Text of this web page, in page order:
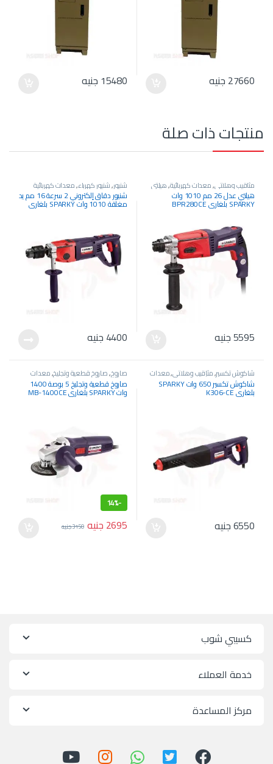
27660 جنيه 15480 جنيه
منتجات ذات صلة
مثاقيب وهلاتي,معدات كهربائية,هيلتي
عدل هيلتي عدل 26 مم 1010 وات
SPARKY بلغاري BPR280CE
5595جنيه
شنيور,شنيور كهرباء,معدات كهربائية
شنيور دقاق إلكتروني 2 سرعة 16 مم يد
مغلقة 1010 وات SPARKY بلغاري
BUR2-350CET
4400 جنيه
شاكوش تكسير,مثاقيب وهلاتي,معدات
كهربائية,معدات وآلات صناعيةشاكوش تكسير 650 وات SPARKY
بلغاري K306-CE
6550جنيه
صاروخ,صاروخ قطعية وتجليخ,معدات
كهربائية صاروخ قطعية وتجليخ 5 بوصة 1400
وات SPARKY بلغاري MB-1400CE
Plus
-
14%
2695 جنيه 3150جنيه
كسيبي شوب
خدمة العملاء
مركز المساعدة